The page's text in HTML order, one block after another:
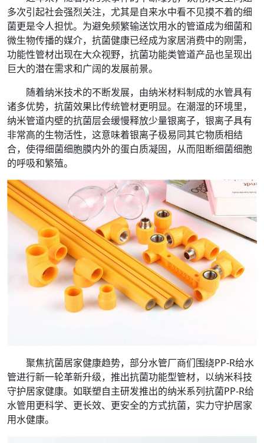
多次引起社会强烈关注，尤其是自来水中看不见摸不着的细
菌更是令人担忧。为避免频繁输送饮用水的管道成为细菌和
微生物传播的媒介，抗菌健康已经成为家居消费中的刚需，
功能性管材出现在大众视野，抗菌功能类管道产品也呈现出
巨大的潜在需求和广阔的发展前景。
随着纳米技术的不断发展，由纳米材料制成的水管具有
诸多优势，抗菌效果比传统管材更明显。在潮湿的环境里，
纳米管道内壁的抗菌层会缓慢释放少量银离子，银离子具有
非常高的生物活性，这意味着银离子极易同其它物质相结
合，使得细菌细胞膜内外的蛋白质凝固，从而阻断细菌细胞
的呼吸和繁殖。
聚焦抗菌居家健康趋势，部分水管厂商们围绕PP-R给水
管进行新一轮革新升级，推出抗菌功能型管材，以纳米科技
守护居家健康。如联塑自主研发推出的纳米系列抗菌PP-R给
水管用更科学、更长效、更安全的方式抗菌，实力守护居家
用水健康。